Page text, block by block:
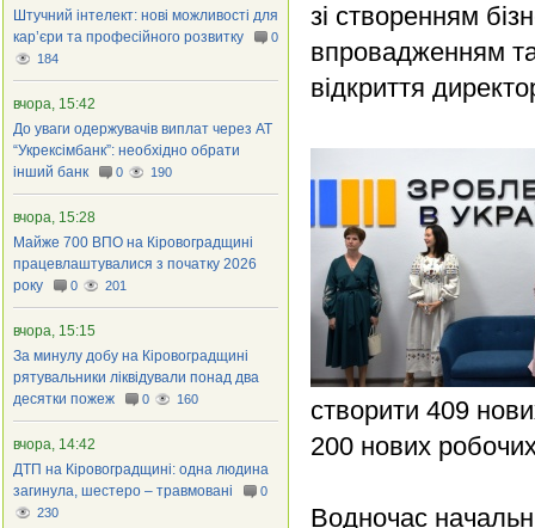
зі створенням
впровадженням
відкриття
створити 409
200 нових
Водночас
Штучний інтелект: нові можливості для
кар’єри та професійного розвитку
0
184
вчора, 15:42
До уваги одержувачів виплат через АТ
“Укрексімбанк”: необхідно обрати
інший банк
0 190
вчора, 15:28
Майже 700 ВПО на Кіровоградщині
працевлаштувалися з початку 2026
року
0 201
вчора, 15:15
За минулу добу на Кіровоградщині
рятувальники ліквідували понад два
десятки пожеж
0 160
вчора, 14:42
ДТП на Кіровоградщині: одна людина
загинула, шестеро – травмовані
0
230